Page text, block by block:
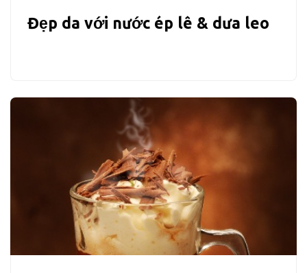
Đẹp da với nước ép lê & dưa leo